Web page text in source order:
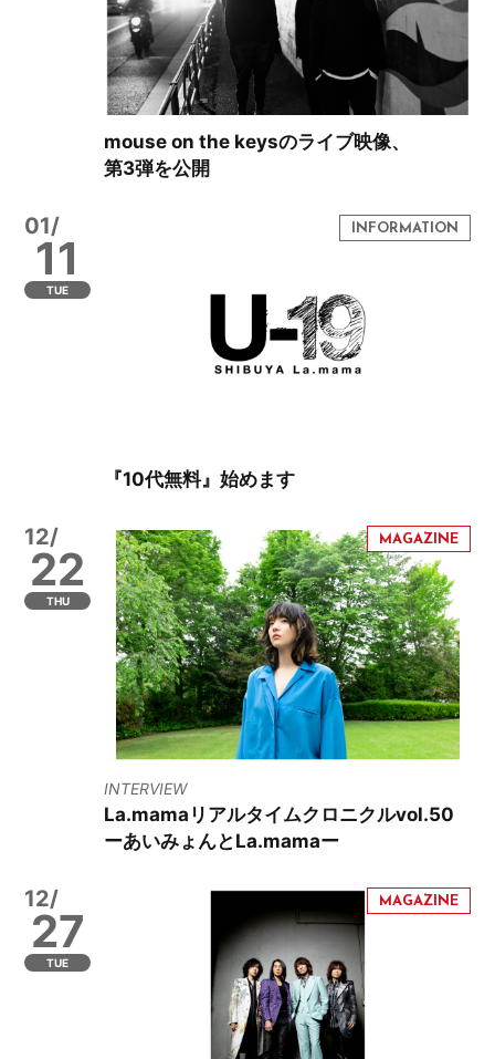
mouse on the keysのライブ映像、
第3弾を公開
01/
11
TUE
『10代無料』始めます
12/
22
THU
INTERVIEW
La.mamaリアルタイムクロニクルvol.50
ーあいみょんとLa.mamaー
12/
27
TUE